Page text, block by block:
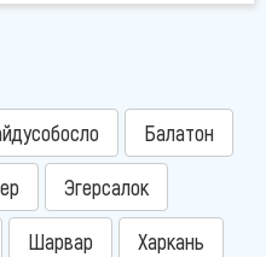
Балатон
Эгерсалок
Шарвар Харкань